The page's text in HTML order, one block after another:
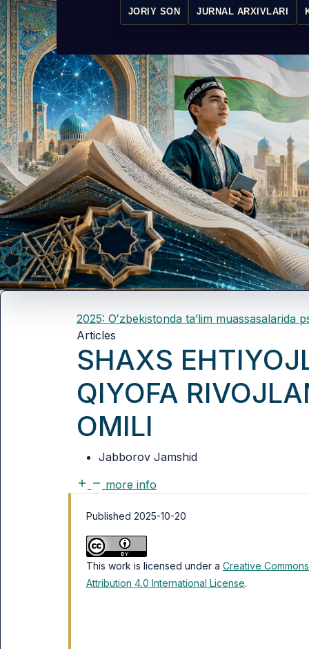
JORIY SON JURNAL ARXIVLARI
2025: Oʻzbekistonda taʼlim
Articles
SHAXS
QIYOFA
OMILI
Jabborov Jamshid
more info
Published 2025-10-20
This work is licensed under a Creative Commons
Attribution 4.0 International License.